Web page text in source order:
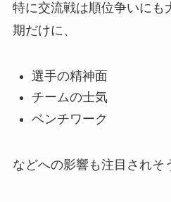
特に交流戦は順位争いにも
期だけに、
選手の精神面
チームの士気
ベンチワーク
などへの影響も注目されそ